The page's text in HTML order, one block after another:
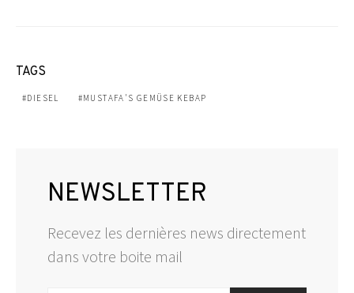
TAGS
DIESEL MUSTAFA'S GEMÜSE KEBAP
NEWSLETTER
Recevez les dernières news directement
dans votre boite mail